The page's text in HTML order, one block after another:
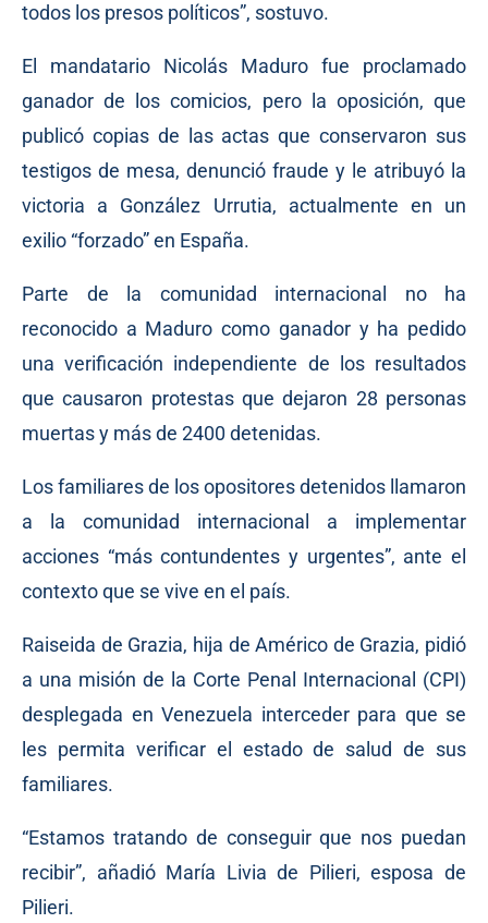
todos los presos políticos”, sostuvo.
El mandatario Nicolás Maduro fue proclamado
ganador de los comicios, pero la oposición, que
publicó copias de las actas que conservaron sus
testigos de mesa, denunció fraude y le atribuyó la
victoria a González Urrutia, actualmente en un
exilio “forzado” en España.
Parte de la comunidad internacional no ha
reconocido a Maduro como ganador y ha pedido
una verificación independiente de los resultados
que causaron protestas que dejaron 28 personas
muertas y más de 2400 detenidas.
Los familiares de los opositores detenidos llamaron
a la comunidad internacional a implementar
acciones “más contundentes y urgentes”, ante el
contexto que se vive en el país.
Raiseida de Grazia, hija de Américo de Grazia, pidió
a una misión de la Corte Penal Internacional (CPI)
desplegada en Venezuela interceder para que se
les permita verificar el estado de salud de sus
familiares.
“Estamos tratando de conseguir que nos puedan
recibir”, añadió María Livia de Pilieri, esposa de
Pilieri.